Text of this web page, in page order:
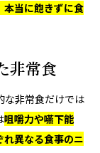
本当に飽きずに食
非常食
な非常食だけでは
咀嚼力や嚥下能
異なる食事のニ